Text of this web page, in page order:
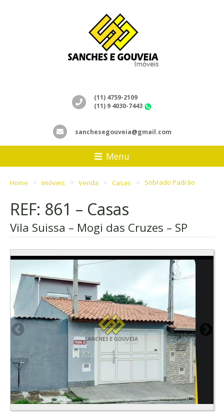
(11) 4759-2109
(11) 9 4030-7443
sanchesegouveia@gmail.com
Menu
Home Imóveis Venda Casas Sobrado Padrão
REF: 861 – Casas
Vila Suissa – Mogi das Cruzes – SP